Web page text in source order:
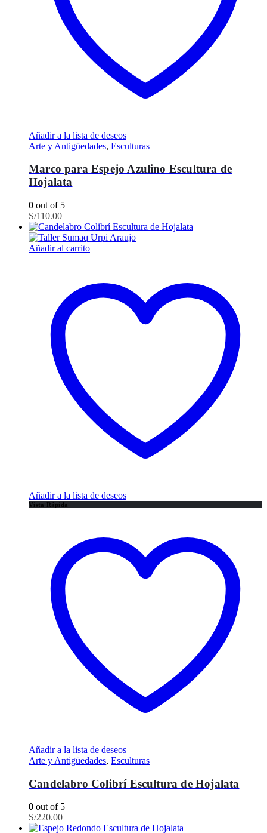
Añadir a la lista de deseos
Arte y Antigüedades, Esculturas
Marco para Espejo Azulino Escultura de
Hojalata
0 out of 5
S/110.00
Añadir al carrito
Añadir a la lista de deseos
Vista Rápida
Añadir a la lista de deseos
Arte y Antigüedades, Esculturas
Candelabro Colibrí Escultura de Hojalata
0 out of 5
S/220.00